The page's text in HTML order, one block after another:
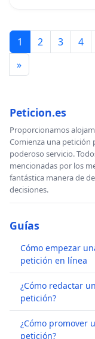
1 2 3 4
»
Peticion.es
Proporcionamos
Comienza una petición
poderoso servicio.
mencionadas por los
fantástica manera de
decisiones.
Guías
Cómo empezar
petición en línea
¿Cómo redactar
petición?
¿Cómo promover
petición?